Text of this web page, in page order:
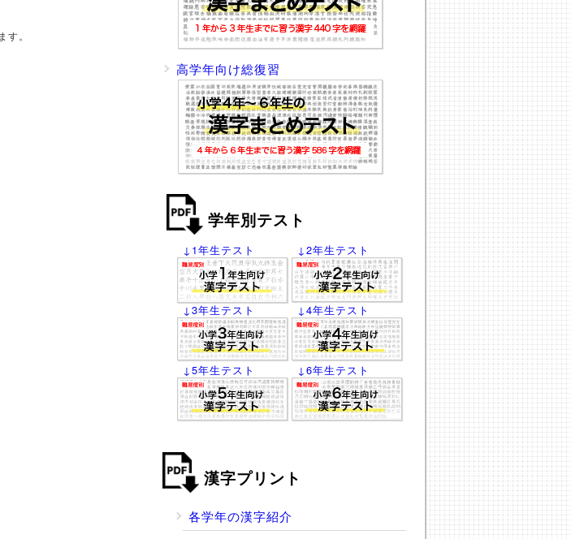
高学年向け総復習
学年別テスト
↓1年生テスト ↓2年生テスト
↓3年生テスト ↓4年生テスト
↓5年生テスト ↓6年生テスト
漢字プリント
各学年の漢字紹介
。